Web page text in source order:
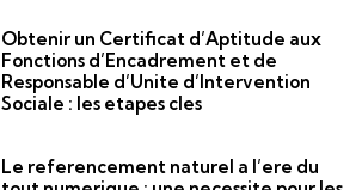
Obtenir un Certificat d’Aptitude aux
Fonctions d’Encadrement et de
Responsable d’Unite d’Intervention
Sociale : les etapes cles
Le referencement naturel a l’ere du